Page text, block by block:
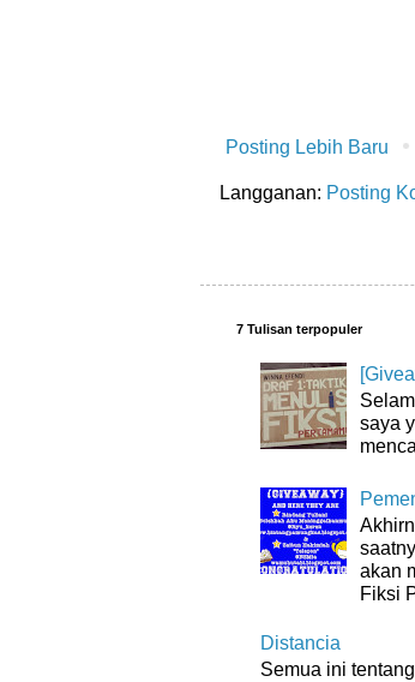
Posting Lebih Baru
Langganan: Posting
7 Tulisan terpopuler
saya
akan
Fiksi
Distancia
Semua ini